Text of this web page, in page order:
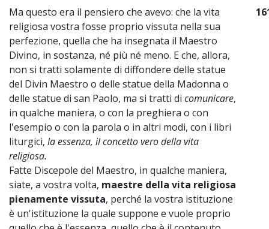
Ma questo era il pensiero che avevo: che la vita
religiosa vostra fosse proprio vissuta nella sua
perfezione, quella che ha insegnata il Maestro
Divino, in sostanza, né più né meno. E che, allora,
non si tratti solamente di diffondere delle statue
del Divin Maestro o delle statue della Madonna o
delle statue di san Paolo, ma si tratti di comunicare,
in qualche maniera, o con la preghiera o con
l'esempio o con la parola o in altri modi, con i libri
liturgici, la essenza, il concetto vero della vita
religiosa.
Fatte Discepole del Maestro, in qualche maniera,
siate, a vostra volta, maestre della vita religiosa
pienamente vissuta, perché la vostra istituzione
è un'istituzione la quale suppone e vuole proprio